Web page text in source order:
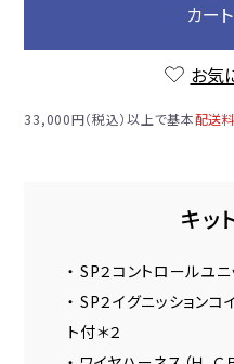
カー
お気
33,000円（税込）以上で基本配送
キッ
・ SP２コントロールユニッ
・ SP２イグニッションコ
ト付＊２